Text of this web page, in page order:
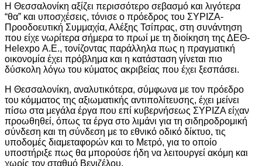
Η Θεσσαλονίκη αξίζει περισσότερο σεβασμό και λιγότερα
“θα” και υποσχέσεις, τόνισε ο πρόεδρος του ΣΥΡΙΖΑ-
Προοδοευτική Συμμαχία, Αλέξης Τσίπρας, στη συνάντηση
που είχε νωρίτερα σήμερα το πρωί με τη διοίκηση της ΔΕΘ-
Helexpo Α.Ε., τονίζοντας παράλληλα πως η πραγματική
οικονομία έχει πρόβλημα και η κατάσταση γίνεται πιο
δύσκολη λόγω του κύματος ακριβείας που έχει ξεσπάσει.
Η Θεσσαλονίκη, αναλυτικότερα, σύμφωνα με τον πρόεδρο
του κόμματος της αξιωματικής αντιπολίτευσης, έχει μείνει
πίσω στα μεγάλα έργα που επί κυβερνήσεως ΣΥΡΙΖΑ είχαν
προωθηθεί, όπως τα έργα στο λιμάνι για τη σιδηροδρομική
σύνδεση και τη σύνδεση με το εθνικό οδικό δίκτυο, τις
υποδομές διαμεταφορών και το Μετρό, για το οποίο
υποστήριξε πως θα μπορούσε ήδη να λειτουργεί ακόμη και
χωρίς τον σταθμό Βενιζέλου.